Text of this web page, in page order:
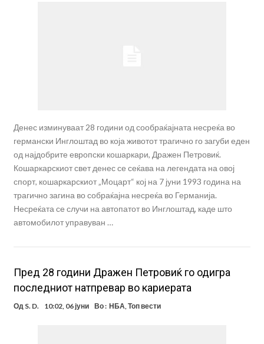
Денес изминуваат 28 години од сообраќајната несреќа во
германски Инглоштад во која животот трагично го загуби еден
од најдобрите европски кошаркари, Дражен Петровиќ.
Кошаркарскиот свет денес се сеќава на легендата на овој
спорт, кошаркарскиот „Моцарт“ кој на 7 јуни 1993 година на
трагично загина во собраќајна несреќа во Германија.
Несреќата се случи на автопатот во Инглоштад, каде што
автомобилот управуван …
Пред 28 години Дражен Петровиќ го одигра
последниот натпревар во кариерата
Од S. D. 10:02, 06 јуни Во : НБА Топ вести